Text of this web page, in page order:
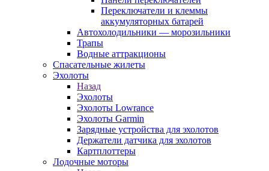
Переключатели и клеммы
аккумуляторных батарей
Автохолодильники — морозильники
Трапы
Водные аттракционы
Спасательные жилеты
Эхолоты
Назад
Эхолоты
Эхолоты Lowrance
Эхолоты Garmin
Зарядные устройства для эхолотов
Держатели датчика для эхолотов
Картплоттеры
Лодочные моторы